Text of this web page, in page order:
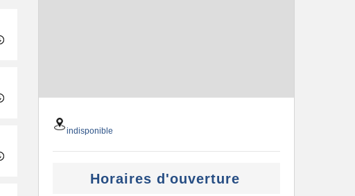
indisponible
Horaires d'ouverture